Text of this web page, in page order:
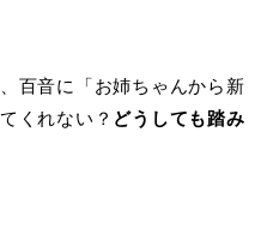
百音に「お姉ちゃんから新
くれない？ どうしても踏み